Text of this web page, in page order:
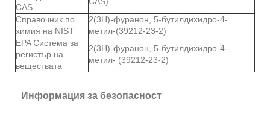
CAS
Справочник по
химия на NIST
2(3Н)-фуранон, 5-бутилдихидро-4-
метил-(39212-23-2)
EPA Система за
регистър на
веществата
2(3Н)-фуранон, 5-бутилдихидро-4-
метил- (39212-23-2)
Информация за безопасност